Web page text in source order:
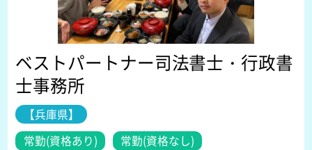
ベストパートナー司法書士・行政書
士事務所
【兵庫県】
常勤(資格あり)
常勤(資格なし)